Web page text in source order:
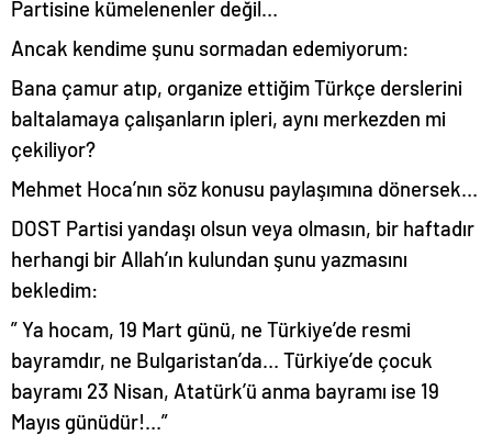
Partisine kümelenenler değil…
Ancak kendime şunu sormadan edemiyorum:
Bana çamur atıp, organize ettiğim Türkçe derslerini
baltalamaya çalışanların ipleri, aynı merkezden mi
çekiliyor?
Mehmet Hoca’nın söz konusu paylaşımına dönersek…
DOST Partisi yandaşı olsun veya olmasın, bir haftadır
herhangi bir Allah’ın kulundan şunu yazmasını
bekledim:
” Ya hocam, 19 Mart günü, ne Türkiye’de resmi
bayramdır, ne Bulgaristan’da… Türkiye’de çocuk
bayramı 23 Nisan, Atatürk’ü anma bayramı ise 19
Mayıs günüdür!…”